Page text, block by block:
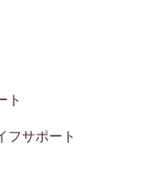
ト
フサポート